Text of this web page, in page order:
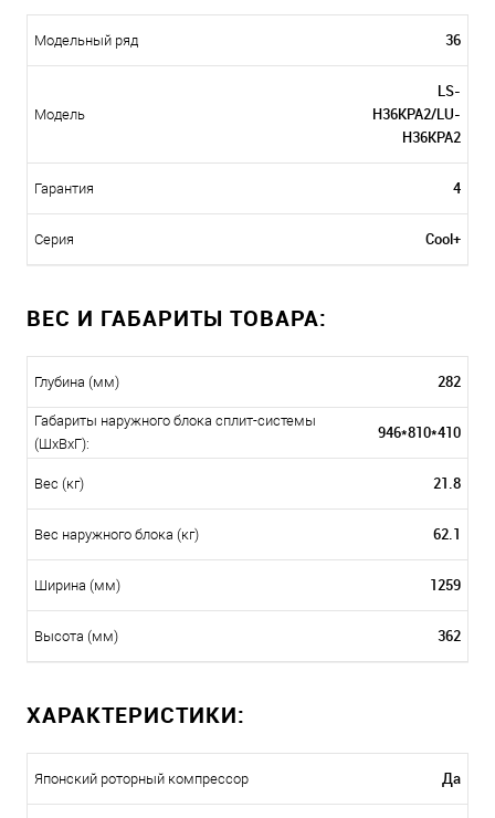
Модельный ряд 36
Модель
LS-
H36KPA2/LU-
H36KPA2
Гарантия 4
Серия Cool+
ВЕС И ГАБАРИТЫ ТОВАРА:
Глубина (мм) 282
Габариты наружного блока сплит-системы
(ШxВxГ):
946*810*410
Вес (кг) 21.8
Вес наружного блока (кг) 62.1
Ширина (мм) 1259
Высота (мм) 362
ХАРАКТЕРИСТИКИ:
Японский роторный компрессор Да